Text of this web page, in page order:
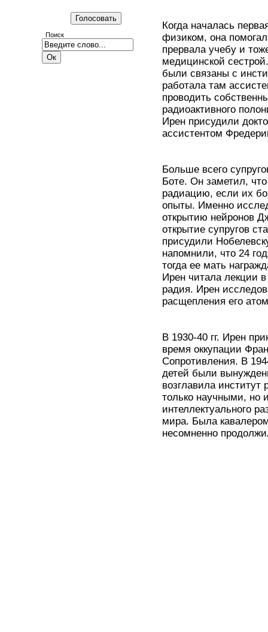
Поиск
Когда началась
физиком, она
прервала учебу и
медицинской
были связаны с
работала там
проводить
радиоактивного
Ирен присудили
ассистентом
Больше всего
Боте. Он заметил,
радиацию, если их
опыты. Именно
открытию нейронов
открытие супругов
присудили
напомнили, что 24
тогда ее мать
Ирен читала лекции
радия. Ирен
расщепления его
В 1930-40 гг. Ирен
время оккупации
Сопротивления. В
детей были
возглавила
только научными, но
интеллектуального
мира. Была
несомненно